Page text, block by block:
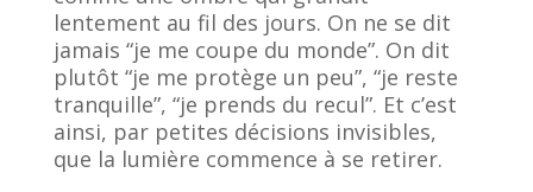
lentement au fil des jours. On ne se dit
jamais “je me coupe du monde”. On dit
plutôt “je me protège un peu”, “je reste
tranquille”, “je prends du recul”. Et c’est
ainsi, par petites décisions invisibles,
que la lumière commence à se retirer.